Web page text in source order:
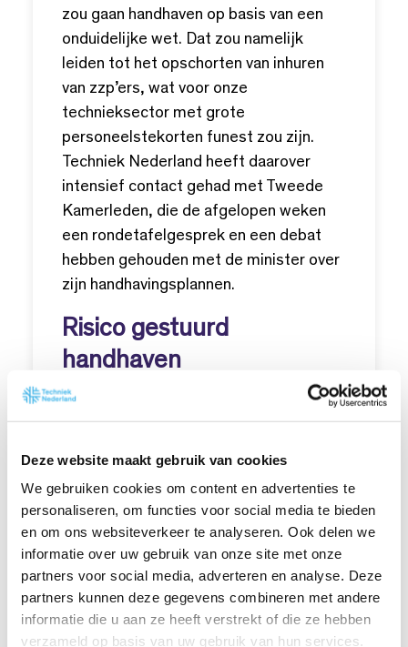
Deze website maakt gebruik van cookies
We gebruiken cookies om content en advertenties te
personaliseren, om functies voor social media te bieden
en om ons websiteverkeer te analyseren. Ook delen we
informatie over uw gebruik van onze site met onze
partners voor social media, adverteren en analyse. Deze
partners kunnen deze gegevens combineren met andere
informatie die u aan ze heeft verstrekt of die ze hebben
verzameld op basis van uw gebruik van hun services.
zou gaan handhaven op basis van een
onduidelijke wet. Dat zou namelijk
leiden tot het opschorten van inhuren
van zzp’ers, wat voor onze
technieksector met grote
personeelstekorten funest zou zijn.
Techniek Nederland heeft daarover
intensief contact gehad met Tweede
Kamerleden, die de afgelopen weken
een rondetafelgesprek en een debat
hebben gehouden met de minister over
zijn handhavingsplannen.
Risico gestuurd
handhaven
We hebben daarbij ook aangegeven dat
2025 willen starten met de handhaving,
dat de Belastingdienst zich dan zou
moeten richten op uurtarieven van
zelfstandigen lager dan 33 euro. Dat is
de groep waarbij de commissie Roemer
ook de meeste problemen heeft
geconstateerd en waarbij het meeste
sprake is van schijnzelfstandigheid.